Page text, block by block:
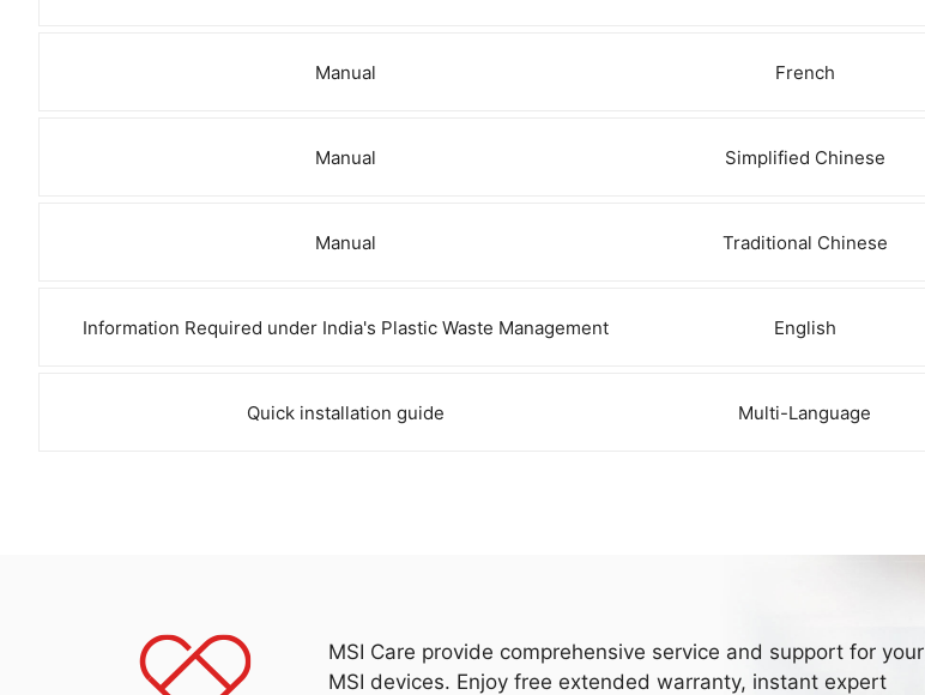
Manual French
Manual Simplified Chinese
Manual Traditional Chinese
Information Required under India's Plastic Waste Management English
Quick installation guide Multi-Language
MSI Care provide comprehensive service and support for your
MSI devices. Enjoy free extended warranty, instant expert